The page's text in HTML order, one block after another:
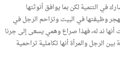
في التنمية لكن بما يوافق أنوثتها
وظيفتها في البيت وتزاحم الرجل في
أنها ند له، فهذا صراع وهمي يسعى إلى جرنا
الرجل والمرأة أنها تكاملية تراحمية